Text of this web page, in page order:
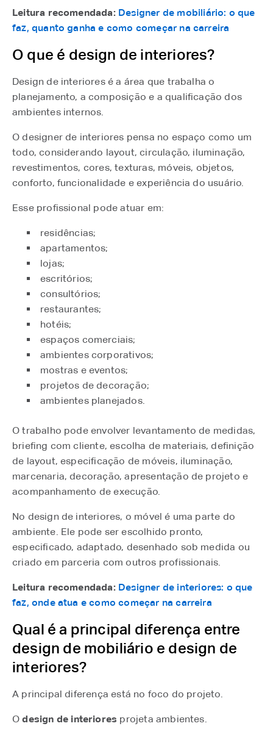
Leitura recomendada: Designer de mobiliário: o que
faz, quanto ganha e como começar na carreira
O que é design de interiores?
Design de interiores é a área que trabalha o
planejamento, a composição e a qualificação dos
ambientes internos.
O designer de interiores pensa no espaço como um
todo, considerando layout, circulação, iluminação,
revestimentos, cores, texturas, móveis, objetos,
conforto, funcionalidade e experiência do usuário.
Esse profissional pode atuar em:
residências;
apartamentos;
lojas;
escritórios;
consultórios;
restaurantes;
hotéis;
espaços comerciais;
ambientes corporativos;
mostras e eventos;
projetos de decoração;
ambientes planejados.
O trabalho pode envolver levantamento de medidas,
briefing com cliente, escolha de materiais, definição
de layout, especificação de móveis, iluminação,
marcenaria, decoração, apresentação de projeto e
acompanhamento de execução.
No design de interiores, o móvel é uma parte do
ambiente. Ele pode ser escolhido pronto,
especificado, adaptado, desenhado sob medida ou
criado em parceria com outros profissionais.
Leitura recomendada: Designer de interiores: o que
faz, onde atua e como começar na carreira
Qual é a principal diferença entre
design de mobiliário e design de
interiores?
A principal diferença está no foco do projeto.
Odesign de interiores projeta ambientes.